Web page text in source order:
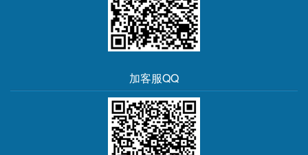
加客服QQ